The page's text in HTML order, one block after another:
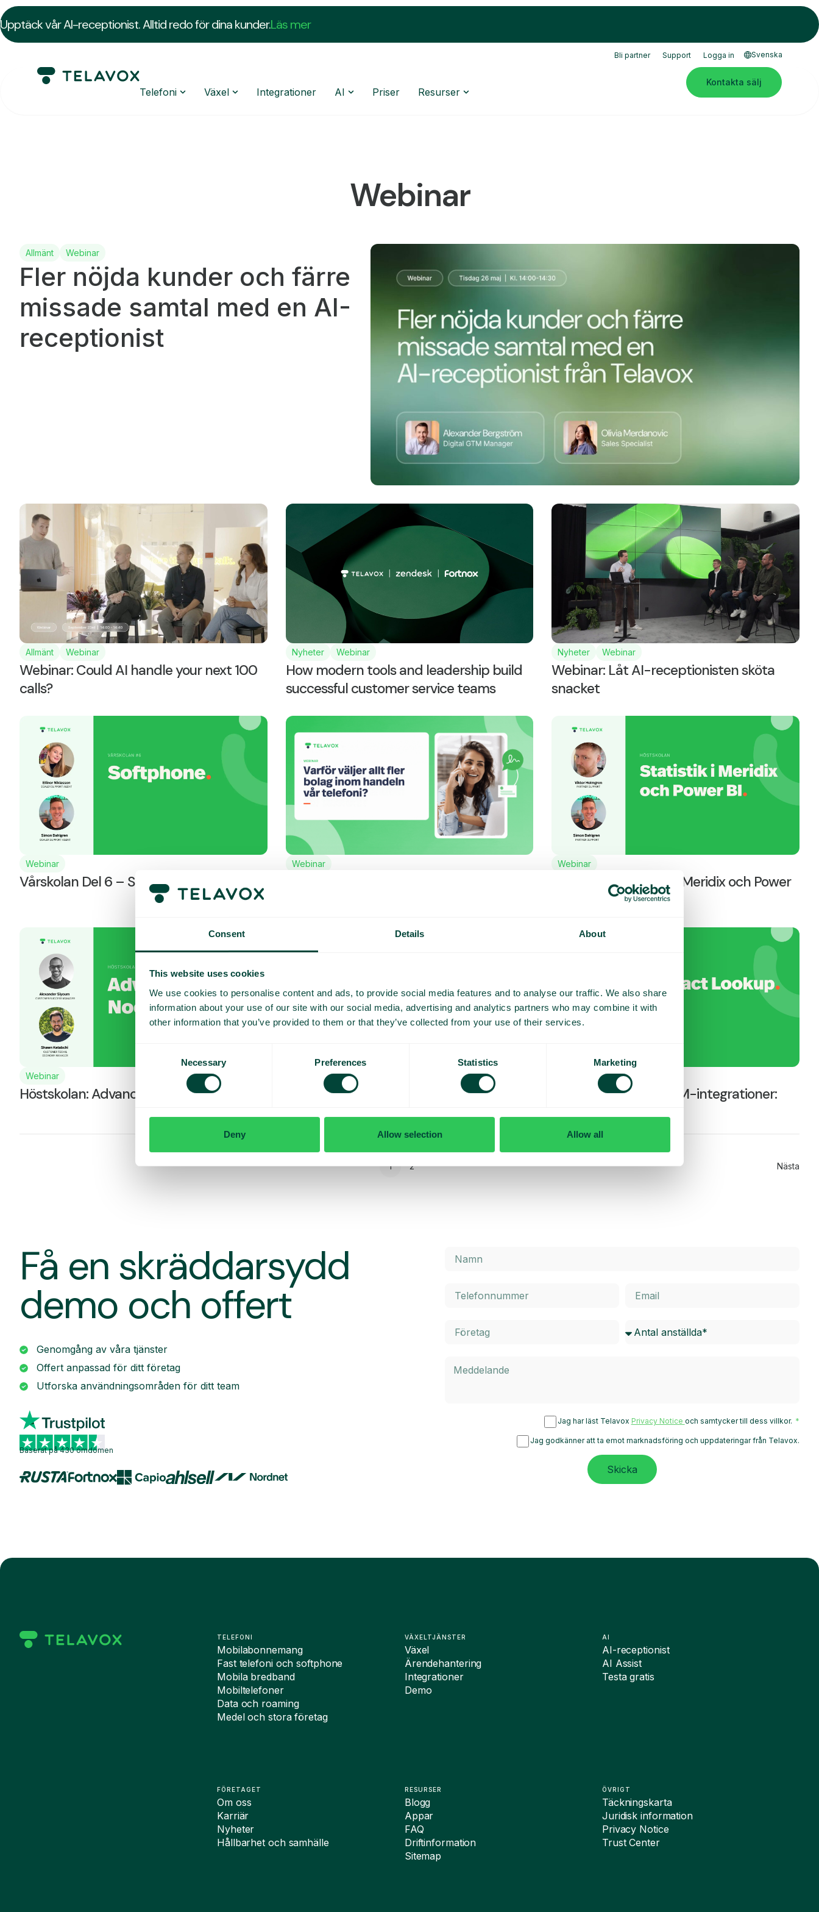
Consent Details About
This website uses cookies
We use cookies to personalise content and ads, to provide social media features and to analyse our traffic. We also share
information about your use of our site with our social media, advertising and analytics partners who may combine it with
other information that you’ve provided to them or that they’ve collected from your use of their services.
Selection
Necessary Preferences Statistics Marketing
Deny Allow selection Allow all
Upptäck vår AI-receptionist. Alltid redo för dina kunder.Läs mer
Bli partner Support Logga in Svenska
Telefoni Växel Integrationer AI Priser Resurser
Kontakta sälj
Webinar
Allmänt Webinar
Fler nöjda kunder och färre
missade samtal med en AI-
receptionist
Allmänt Webinar
Webinar: Could AI handle your next 100
calls?
Nyheter Webinar
How modern tools and leadership build
successful customer service teams
Nyheter Webinar
Webinar: Låt AI-receptionisten sköta
snacket
Webinar
Vårskolan Del 6 – Softphone
Webinar Webinar
Höstskolan: Statistik i Meridix och Power
Webinar
Höstskolan: Advanced Nodes (del 2)
Webinar
Höstskolan: Advanced Nodes (del 1)
Vårskolan Del 5 – CRM-integrationer:
Contact Lookup
1 2 Nästa
Få en skräddarsydd
demo och offert
Genomgång av våra tjänster
Offert anpassad för ditt företag
Utforska användningsområden för ditt team
Baserat på 430 omdömen
Jag har läst Telavox Privacy Notice och samtycker till dess villkor.
Jag godkänner att ta emot marknadsföring och uppdateringar från Telavox.
Skicka
TELEFONI
Mobilabonnemang
Fast telefoni och softphone
Mobila bredband
Mobiltelefoner
Data och roaming
Medel och stora företag
FÖRETAGET
Om oss
Karriär
Nyheter
Hållbarhet och samhälle
VÄXELTJÄNSTER
Växel
Ärendehantering
Integrationer
Demo
RESURSER
Blogg
Appar
FAQ
Driftinformation
Sitemap
AI
AI-receptionist
AI Assist
Testa gratis
ÖVRIGT
Täckningskarta
Juridisk information
Privacy Notice
Trust Center